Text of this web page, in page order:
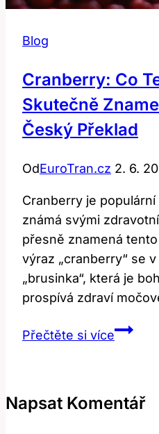
Blog
Cranberry: Co
Skutečně
Český Překlad
OdEuroTran.cz 2. 6.
Cranberry je
známá svými
přesně znamená
výraz „cranberry“ se
„brusinka“, která je
prospívá zdraví
Přečtěte si více
Napsat Komentář